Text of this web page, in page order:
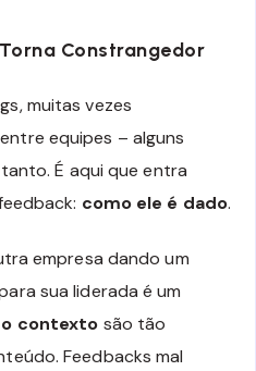
Constrangedor
muitas vezes
equipes – alguns
É aqui que entra
como ele é dado.
empresa dando um
sua liderada é um
contexto são tão
Feedbacks mal